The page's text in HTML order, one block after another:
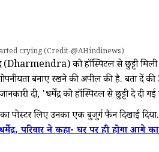
crying (Credit-@AHindinews)
को हॉस्पिटल से छुट्टी
बनाए रखने की अपील की है. बता
दी, 'धर्मेंद्र को हॉस्पिटल से छुट्टी दे दी
का पोस्टर लिए उनका एक बुजुर्ग फैन
परिवार ने कहा- घर पर ही होगा